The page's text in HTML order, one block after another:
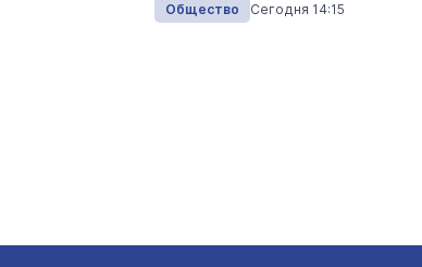
Общество Сегодня 14:15